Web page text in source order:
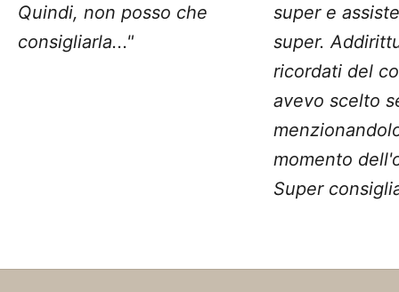
Quindi, non posso che
consigliarla..."
super e
super.
ricordati del
avevo scelto
momento
Super